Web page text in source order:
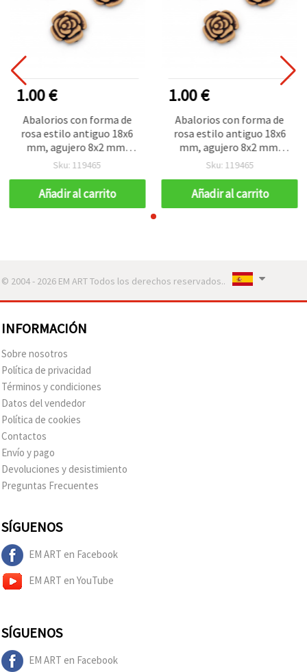
1.00 €
Abalorios con forma de
rosa estilo antiguo 18x6
mm, agujero 8x2 mm,
marrón, 50 g (~45 uds)
Sku: 119465
Añadir al carrito
1.00 €
Abalorios con forma de
rosa estilo antiguo 18x6
mm, agujero 8x2 mm,
marrón, 50 g (~45 uds)
Sku: 119465
Añadir al carrito
© 2004 - 2026 EM ART Todos los derechos reservados..
INFORMACIÓN
Sobre nosotros
Política de privacidad
Términos y condiciones
Datos del vendedor
Política de cookies
Contactos
Envío y pago
Devoluciones y desistimiento
Preguntas Frecuentes
SÍGUENOS
EM ART en Facebook
EM ART en YouTube
SÍGUENOS
EM ART en Facebook